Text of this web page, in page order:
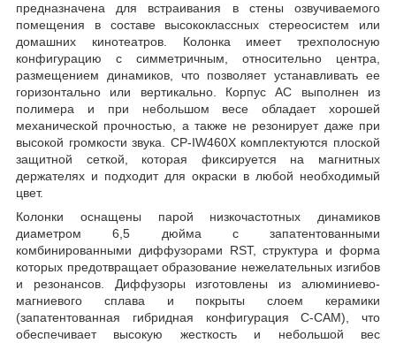
предназначена для встраивания в стены озвучиваемого
помещения в составе высококлассных стереосистем или
домашних кинотеатров. Колонка имеет трехполосную
конфигурацию с симметричным, относительно центра,
размещением динамиков, что позволяет устанавливать ее
горизонтально или вертикально. Корпус АС выполнен из
полимера и при небольшом весе обладает хорошей
механической прочностью, а также не резонирует даже при
высокой громкости звука. CP-IW460X комплектуются плоской
защитной сеткой, которая фиксируется на магнитных
держателях и подходит для окраски в любой необходимый
цвет.
Колонки оснащены парой низкочастотных динамиков
диаметром 6,5 дюйма с запатентованными
комбинированными диффузорами RST, структура и форма
которых предотвращает образование нежелательных изгибов
и резонансов. Диффузоры изготовлены из алюминиево-
магниевого сплава и покрыты слоем керамики
(запатентованная гибридная конфигурация C-CAM), что
обеспечивает высокую жесткость и небольшой вес